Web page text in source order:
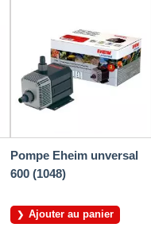
Pompe Eheim unversal
600 (1048)
Ajouter au panier